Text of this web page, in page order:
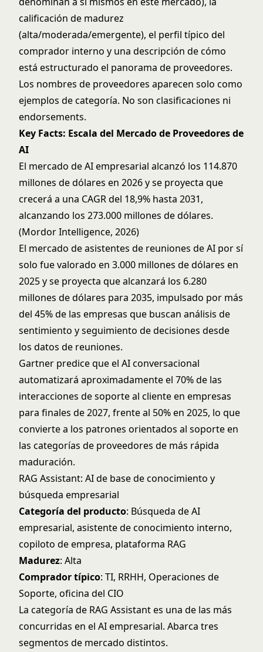
calificación de madurez
(alta/moderada/emergente), el perfil típico del
comprador interno y una descripción de cómo
está estructurado el panorama de proveedores.
Los nombres de proveedores aparecen solo como
ejemplos de categoría. No son clasificaciones ni
endorsements.
Key Facts: Escala del Mercado de Proveedores de
AI
El mercado de AI empresarial alcanzó los 114.870
millones de dólares en 2026 y se proyecta que
crecerá a una CAGR del 18,9% hasta 2031,
alcanzando los 273.000 millones de dólares.
(Mordor Intelligence, 2026)
El mercado de asistentes de reuniones de AI por sí
solo fue valorado en 3.000 millones de dólares en
2025 y se proyecta que alcanzará los 6.280
millones de dólares para 2035, impulsado por más
del 45% de las empresas que buscan análisis de
sentimiento y seguimiento de decisiones desde
los datos de reuniones.
Gartner predice que el AI conversacional
automatizará aproximadamente el 70% de las
interacciones de soporte al cliente en empresas
para finales de 2027, frente al 50% en 2025, lo que
convierte a los patrones orientados al soporte en
las categorías de proveedores de más rápida
maduración.
RAG Assistant: AI de base de conocimiento y
búsqueda empresarial
Categoría del producto: Búsqueda de AI
empresarial, asistente de conocimiento interno,
copiloto de empresa, plataforma RAG
Madurez: Alta
Comprador típico: TI, RRHH, Operaciones de
Soporte, oficina del CIO
La categoría de RAG Assistant es una de las más
concurridas en el AI empresarial. Abarca tres
segmentos de mercado distintos.